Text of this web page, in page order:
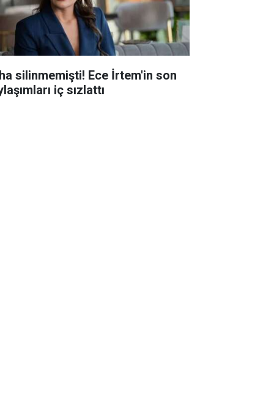
silinmemişti! Ece İrtem'in son
iç sızlattı